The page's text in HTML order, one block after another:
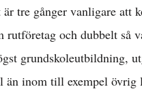
tre gånger vanligare att
och dubbelt så
grundskoleutbildning,
än inom till exempel